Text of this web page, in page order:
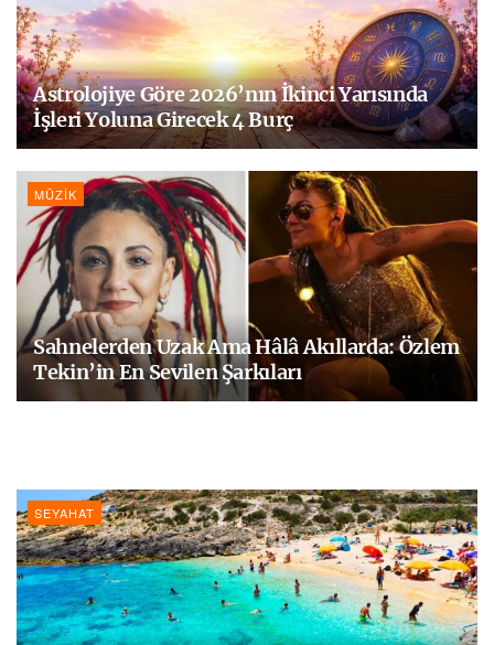
Astrolojiye Göre 2026’nın İkinci Yarısında
İşleri Yoluna Girecek 4 Burç
MÜZIK
Sahnelerden Uzak Ama Hâlâ Akıllarda: Özlem
Tekin’in En Sevilen Şarkıları
SEYAHAT